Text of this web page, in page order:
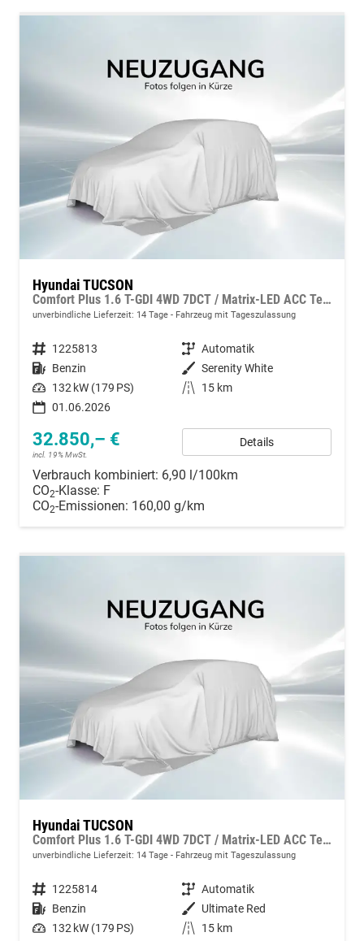
Hyundai TUCSON
Comfort Plus 1.6 T-GDI 4WD 7DCT / Matrix-LED ACC Teilleder Shz vo+hi + Lenkradheizung Elek. Heck Alu 18"
unverbindliche Lieferzeit: 14 Tage Fahrzeug mit Tageszulassung
Fahrzeugnummer 1225813 Getriebe Automatik
Kraftstoff Benzin Außenfarbe Serenity White
Leistung 132 kW (179 PS) Kilometerstand
15 km
01.06.2026
32.850,– €
incl. 19% MwSt.
Details
Verbrauch kombiniert: 6,90 l/100km
CO2-Klasse: F
CO2-Emissionen: 160,00 g/km
Hyundai TUCSON
Comfort Plus 1.6 T-GDI 4WD 7DCT / Matrix-LED ACC Teilleder Shz vo+hi + Lenkradheizung Elek. Heck Alu 18"
unverbindliche Lieferzeit: 14 Tage Fahrzeug mit Tageszulassung
Fahrzeugnummer 1225814 Getriebe Automatik
Kraftstoff Benzin Außenfarbe Ultimate Red
Leistung 132 kW (179 PS) Kilometerstand 15 km